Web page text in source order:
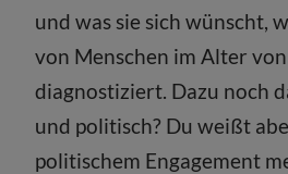
und was sie sich wünscht,
von Menschen im Alter
diagnostiziert. Dazu noch
und politisch? Du weißt
politischem Engagement